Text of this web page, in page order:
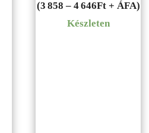
(3 858 – 4 646Ft + ÁFA)
Készleten